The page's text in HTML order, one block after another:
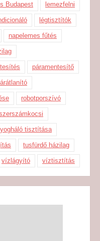
Budapest lemezfelni
légtisztítók
napelemes fűtés
páramentesítő
robotporszívó
tisztítása
tusfürdő házilag
vízlágyító víztisztítás